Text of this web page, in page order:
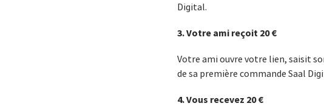
Digital.
3. Votre ami reçoit 20 €
Votre ami ouvre votre lien, saisit
de sa première commande Saal
4. Vous recevez 20 €